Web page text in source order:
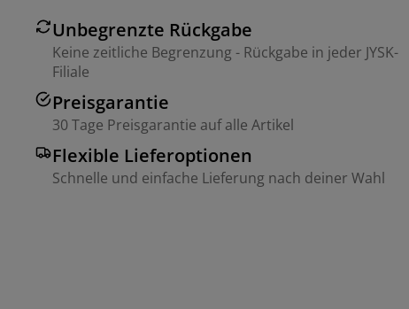
Unbegrenzte Rückgabe
Keine zeitliche Begrenzung - Rückgabe in jeder JYSK-
Filiale
Preisgarantie
30 Tage Preisgarantie auf alle Artikel
Flexible Lieferoptionen
Schnelle und einfache Lieferung nach deiner Wahl